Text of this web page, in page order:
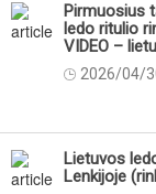
Pirmuosius
ledo ritulio
VIDEO –
2026/04/
Lietuvos
Lenkijoje